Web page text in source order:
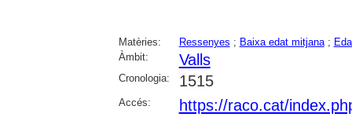
Matèries: Ressenyes ; Baixa edat mitjana;
Àmbit:
Valls
Cronologia: 1515
Accés: https://raco.cat/